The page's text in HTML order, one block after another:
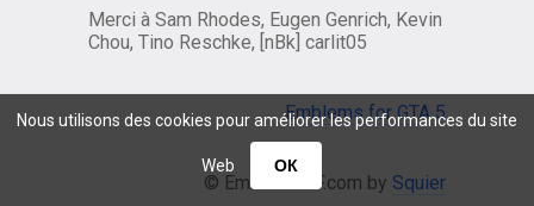
Nous utilisons des cookies pour améliorer les performances du site
Web ОК
Merci à Sam Rhodes, Eugen Genrich, Kevin
Chou, Tino Reschke, [nBk] carlit05
Emblems for GTA 5
© EmblemsBF.com by Squier